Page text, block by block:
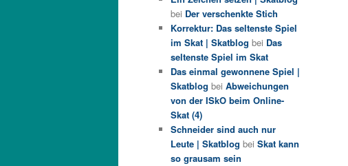
bei Der verschenkte Stich
Korrektur: Das seltenste Spiel
im Skat | Skatblog bei Das
seltenste Spiel im Skat
Das einmal gewonnene Spiel |
Skatblog bei Abweichungen
von der ISkO beim Online-
Skat (4)
Schneider sind auch nur
Leute | Skatblog bei Skat kann
so grausam sein